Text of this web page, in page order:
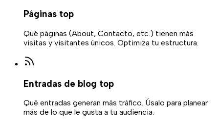
Páginas top
Qué páginas (About, Contacto, etc.) tienen más
visitas y visitantes únicos. Optimiza tu estructura.
Entradas de blog top
Qué entradas generan más tráfico. Úsalo para planear
más de lo que le gusta a tu audiencia.